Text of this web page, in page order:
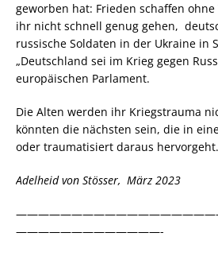
geworben hat: Frieden schaffen ohne
ihr nicht schnell genug gehen,
russische Soldaten in der Ukraine in
„Deutschland sei im Krieg gegen
europäischen Parlament.
Die Alten werden ihr Kriegstrauma
könnten die nächsten sein, die in
oder traumatisiert daraus hervorgeht.
Adelheid von Stösser, März 2023
—————————————-